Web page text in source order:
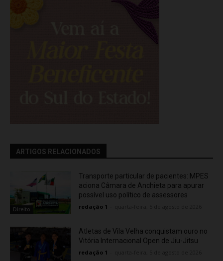
ARTIGOS RELACIONADOS
Direito
Transporte particular de pacientes: MPES
aciona Câmara de Anchieta para apurar
possível uso político de assessores
redação 1
Atletas de Vila Velha conquistam ouro no
Vitória Internacional Open de Jiu-Jitsu
redação 1